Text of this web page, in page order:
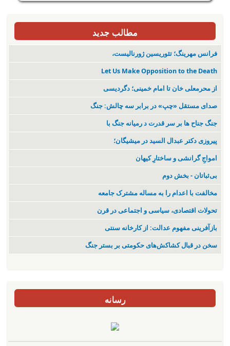
مطالب جدید
فرانس مهرینگ؛ تئوریسین ژورنالیست،
Let Us Make Opposition to the Death
از محرمعلی خان تا امام خمینی؛ دگردیسی
صدای مستقل «چپ» در برابر سه چالش: جنگ
جنگ جناح ها بر سر قدرت د رمیانە جنگ با
پیروزی دکتر عبدال السید در میشیگان؛
‌امواجِ گرانشی و ساختارِ کیهان
بی‌ثباتان - بخش دوم
مخالفت با اعدام را به مساله مشترک جامعه
تحولات اقتصادی، سیاسی و اجتماعی در قرن
بازآفرینی مفهوم عدالت: از کارخانه سنتی
سخن در قبال کشاکش‌های حکومتی بر بستر جنگ
رسانه